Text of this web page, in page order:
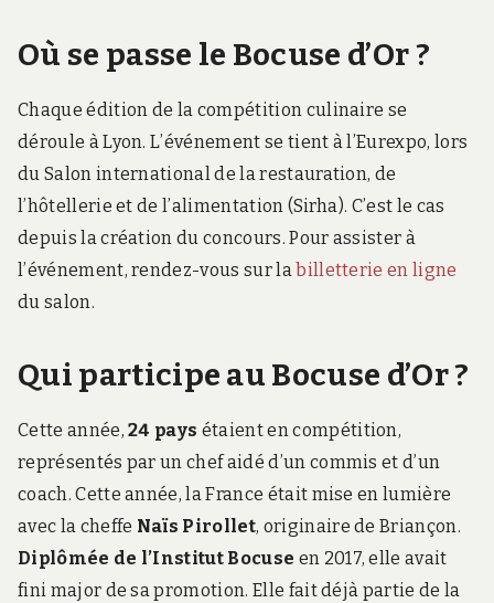
Où se passe le Bocuse d’Or ?
Chaque édition de la compétition culinaire se
déroule à Lyon. L’événement se tient à l’Eurexpo, lors
du Salon international de la restauration, de
l’hôtellerie et de l’alimentation (Sirha). C’est le cas
depuis la création du concours. Pour assister à
l’événement, rendez-vous sur labilletterie en ligne
du salon.
Qui participe au Bocuse d’Or ?
Cette année,24 pays étaient en compétition,
représentés par un chef aidé d’un commis et d’un
coach. Cette année, la France était mise en lumière
avec la cheffe Naïs Pirollet, originaire de Briançon.
Diplômée de l’Institut Bocuse en 2017, elle avait
fini major de sa promotion. Elle fait déjà partie de la